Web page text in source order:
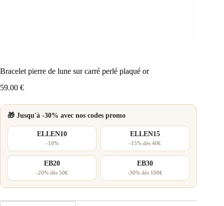
Bracelet pierre de lune sur carré perlé plaqué or
59.00 €
🎁 Jusqu'à -30% avec nos codes promo
ELLEN10
-10%
ELLEN15
-15% dès 40€
EB20
-20% dès 50€
EB30
-30% dès 100€